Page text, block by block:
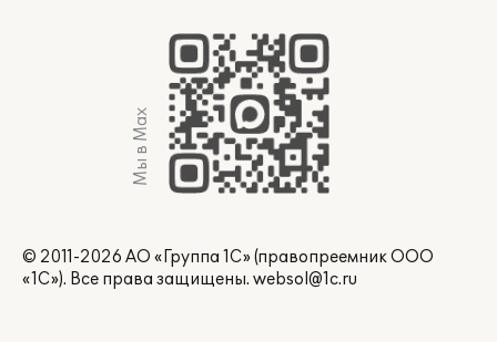
Мы в Max
© 2011-2026 АО «Группа 1С» (правопреемник ООО
«1С»). Все права защищены. websol@1c.ru